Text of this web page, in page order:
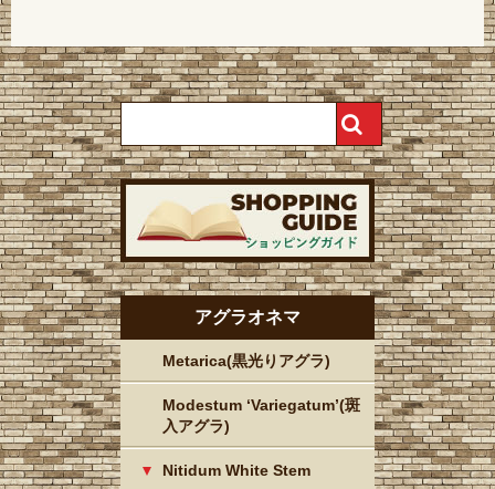
アグラオネマ
Metarica(黒光りアグラ)
Modestum ‘Variegatum’(斑
入アグラ)
Nitidum White Stem